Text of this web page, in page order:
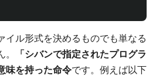
イル形式を決めるものでも単なる
「シバンで指定されたプログラ
味を持った命令です。例えば以下